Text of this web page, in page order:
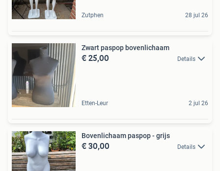
Zutphen 28 jul 26
Zwart paspop bovenlichaam
€ 25,00 Details
Etten-Leur 2 jul 26
Bovenlichaam paspop - grijs
€ 30,00 Details